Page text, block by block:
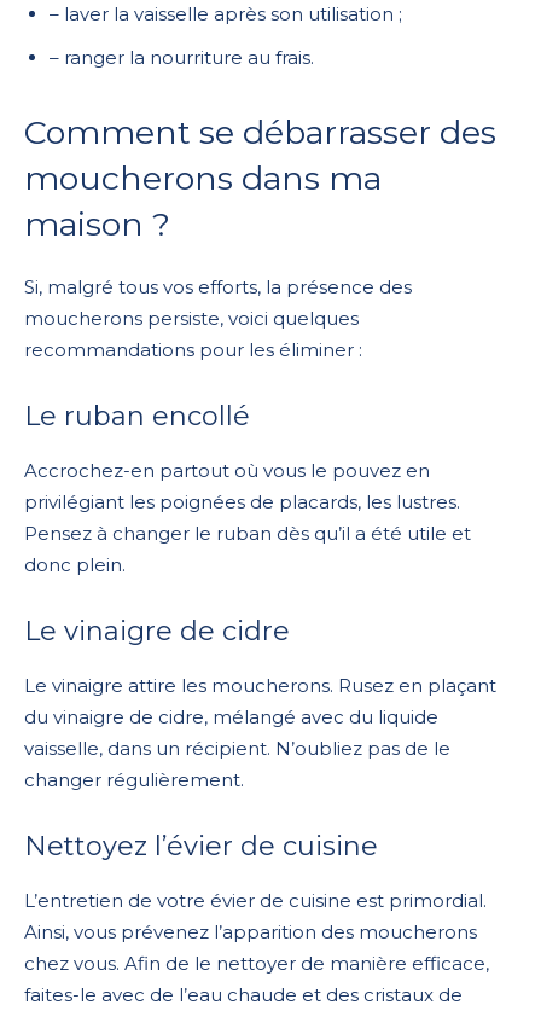
– laver la vaisselle après son utilisation ;
– ranger la nourriture au frais.
Comment se débarrasser des
moucherons dans ma
maison ?
Si, malgré tous vos efforts, la présence des
moucherons persiste, voici quelques
recommandations pour les éliminer :
Le ruban encollé
Accrochez-en partout où vous le pouvez en
privilégiant les poignées de placards, les lustres.
Pensez à changer le ruban dès qu’il a été utile et
donc plein.
Le vinaigre de cidre
Le vinaigre attire les moucherons. Rusez en plaçant
du vinaigre de cidre, mélangé avec du liquide
vaisselle, dans un récipient. N’oubliez pas de le
changer régulièrement.
Nettoyez l’évier de cuisine
L’entretien de votre évier de cuisine est primordial.
Ainsi, vous prévenez l’apparition des moucherons
chez vous. Afin de le nettoyer de manière efficace,
faites-le avec de l’eau chaude et des cristaux de